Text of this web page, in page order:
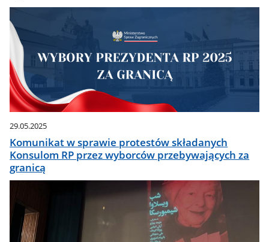
29.05.2025
Komunikat w sprawie protestów składanych
Konsulom RP przez wyborców przebywających za
granicą